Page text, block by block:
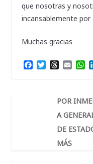
que nosotras y
incansablemente por
Muchas gracias
F
T
T
a
d
s
E
l
W
s
A
p
p
POR
A
DE
MÁS